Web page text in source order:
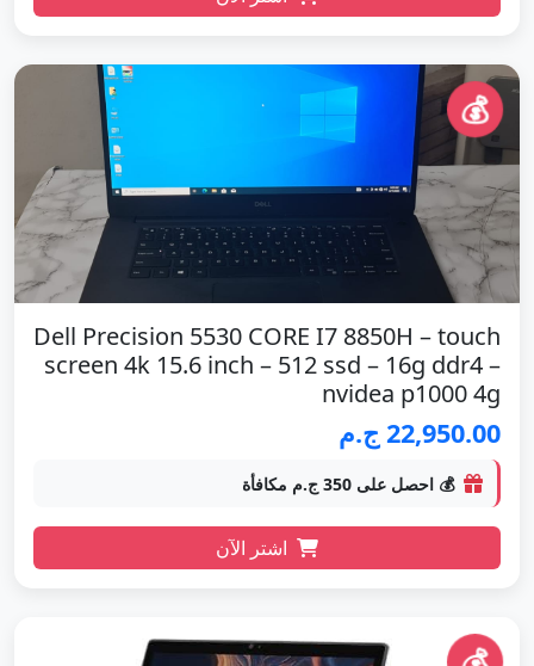
💰
Dell Precision 5530 CORE I7 8850H – touch
screen 4k 15.6 inch – 512 ssd – 16g ddr4 –
nvidea p1000 4g
22,950.00 ج.م
💰 احصل على 350 ج.م مكافأة
اشتر الآن